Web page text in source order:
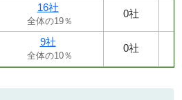
16社
全体の19％
0社
9社
全体の10％
0社